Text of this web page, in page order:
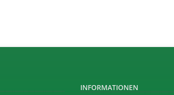
INFORMATIONEN